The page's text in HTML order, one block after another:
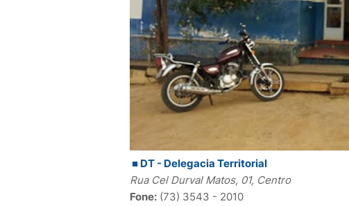
■ DT - Delegacia Territorial
Rua Cel Durval Matos, 01, Centro
Fone: (73) 3543 - 2010